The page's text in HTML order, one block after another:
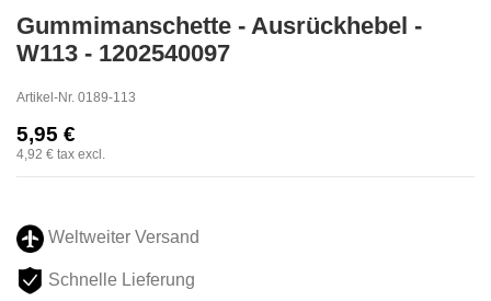
Gummimanschette - Ausrückhebel -
W113 - 1202540097
Artikel-Nr. 0189-113
5,95 €
4,92 € tax excl.
Weltweiter Versand
Schnelle Lieferung